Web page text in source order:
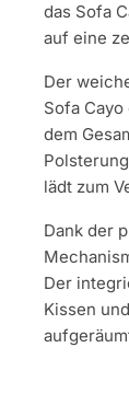
das Sofa
auf eine
Der
Sofa
dem
lädt zum
Dank der
Der
Kissen